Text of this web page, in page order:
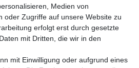
Medien von
oder Zugriffe auf unsere Website zu
erfolgt erst durch gesetzte
mit Dritten, die wir in den
mit Einwilligung oder aufgrund eines